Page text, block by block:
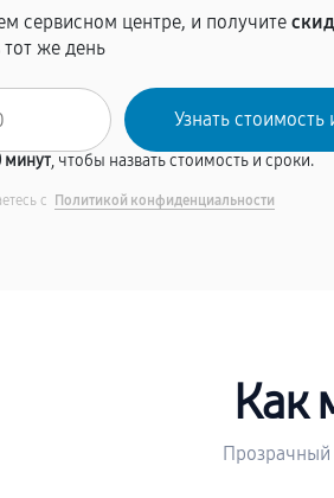
сервисном центре, и получите
тот же день
минут, чтобы назвать стоимость и сроки.
с Политикой конфиденциальности
Как
Прозрачный